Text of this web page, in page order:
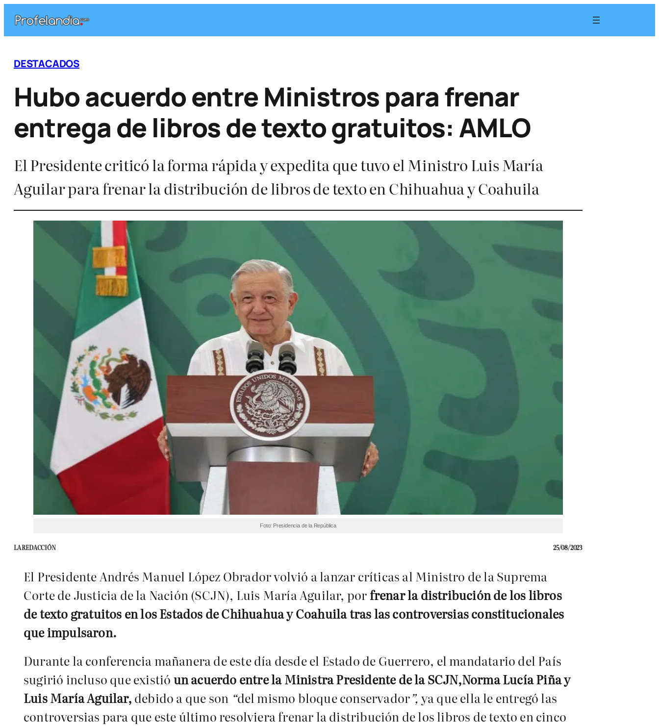
contenido
DESTACADOS
Hubo acuerdo entre Ministros para frenar
entrega de libros de texto gratuitos: AMLO
El Presidente criticó la forma rápida y expedita que tuvo el Ministro Luis María
Aguilar para frenar la distribución de libros de texto en Chihuahua y Coahuila
Foto: Presidencia de la República
LA REDACCIÓN 25/08/2023
El Presidente Andrés Manuel López Obrador volvió a lanzar críticas al Ministro de la Suprema
Corte de Justicia de la Nación (SCJN), Luis María Aguilar, porfrenar la distribución de los libros
de texto gratuitos en los Estados de Chihuahua y Coahuila tras las controversias constitucionales
que impulsaron.
Durante la conferencia mañanera de este día desde el Estado de Guerrero, el mandatario del País
sugirió incluso que existió un acuerdo entre la Ministra Presidente de la SCJN,Norma Lucía Piña y
Luis María Aguilar, debido a que son “del mismo bloque conservador”, ya que ella le entregó las
controversias para que este último resolviera frenar la distribución de los libros de texto en cinco